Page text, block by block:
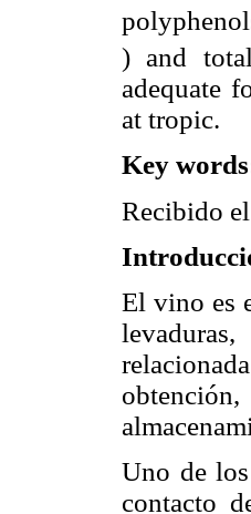
) and
adequate
at tropic.
Key
Recibido
El vino es
Uno de
contacto